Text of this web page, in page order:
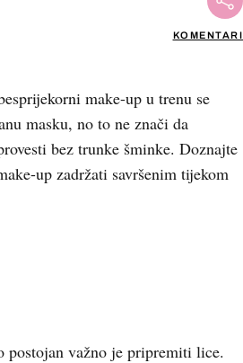
KOMENTARI
make-up u trenu se
masku, no to ne znači da
bez trunke šminke. Doznajte
up zadržati savršenim tijekom
postojan važno je pripremiti lice.